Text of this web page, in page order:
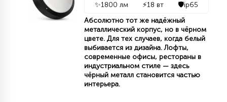
✨1800 лм ⚡18 вт 🛡️ip65
Абсолютно тот же надёжный
металлический корпус, но в чёрном
цвете. Для тех случаев, когда белый
выбивается из дизайна. Лофты,
современные офисы, рестораны в
индустриальном стиле — здесь
чёрный металл становится частью
интерьера.